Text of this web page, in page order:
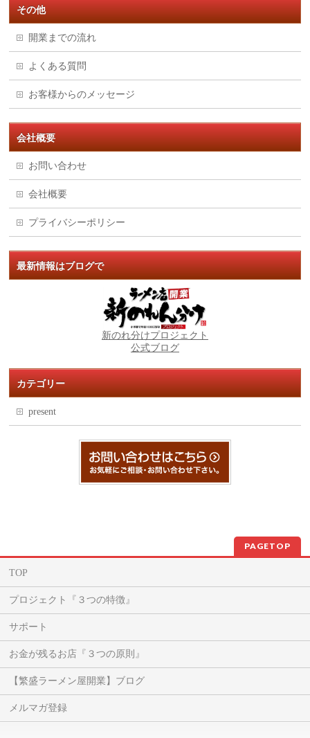
その他
開業までの流れ
よくある質問
お客様からのメッセージ
会社概要
お問い合わせ
会社概要
プライバシーポリシー
最新情報はブログで
新のれ分けプロジェクト
公式ブログ
カテゴリー
present
PAGETOP
TOP
プロジェクト『３つの特徴』
サポート
お金が残るお店『３つの原則』
【繁盛ラーメン屋開業】ブログ
メルマガ登録